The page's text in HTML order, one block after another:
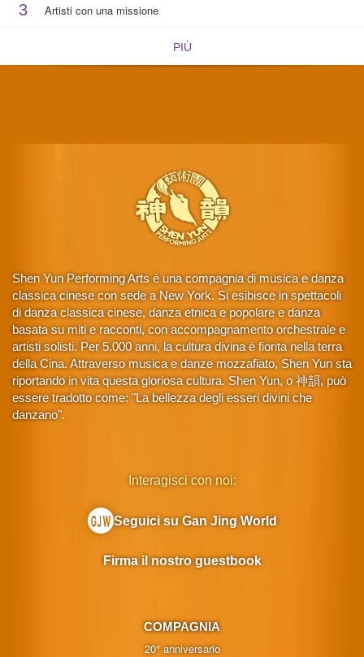
3 Artisti con una missione
PIÙ
Shen Yun Performing Arts è una compagnia di musica e danza
classica cinese con sede a New York. Si esibisce in spettacoli
di danza classica cinese, danza etnica e popolare e danza
basata su miti e racconti, con accompagnamento orchestrale e
artisti solisti. Per 5.000 anni, la cultura divina è fiorita nella terra
della Cina. Attraverso musica e danze mozzafiato, Shen Yun sta
riportando in vita questa gloriosa cultura. Shen Yun, o 神韻, può
essere tradotto come: "La bellezza degli esseri divini che
danzano".
COMPAGNIA
20° anniversario
Interagisci con noi:
Seguici su Gan Jing World
Firma il nostro guestbook